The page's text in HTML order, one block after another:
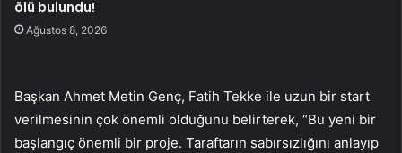
ölü bulundu!
Ağustos 8, 2026
Başkan Ahmet Metin Genç, Fatih Tekke ile uzun bir start
verilmesinin çok önemli olduğunu belirterek, “Bu yeni bir
başlangıç önemli bir proje. Taraftarın sabırsızlığını anlayıp